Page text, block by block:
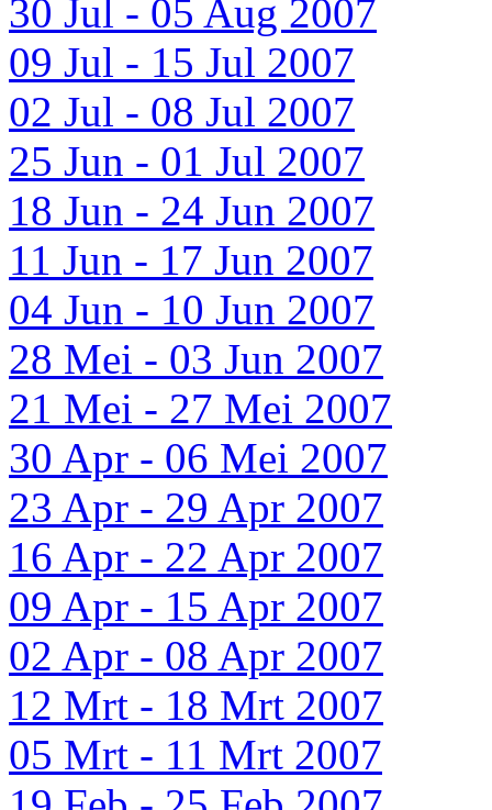
30 Jul - 05 Aug 2007
09 Jul - 15 Jul 2007
02 Jul - 08 Jul 2007
25 Jun - 01 Jul 2007
18 Jun - 24 Jun 2007
11 Jun - 17 Jun 2007
04 Jun - 10 Jun 2007
28 Mei - 03 Jun 2007
21 Mei - 27 Mei 2007
30 Apr - 06 Mei 2007
23 Apr - 29 Apr 2007
16 Apr - 22 Apr 2007
09 Apr - 15 Apr 2007
02 Apr - 08 Apr 2007
12 Mrt - 18 Mrt 2007
05 Mrt - 11 Mrt 2007